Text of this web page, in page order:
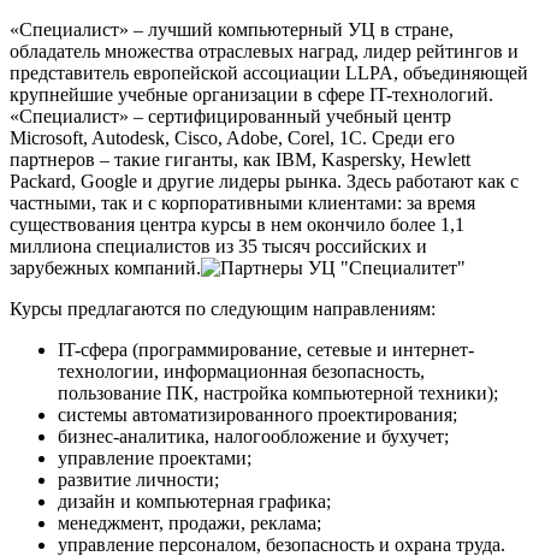
«Специалист» – лучший компьютерный УЦ в стране,
обладатель множества отраслевых наград, лидер рейтингов и
представитель европейской ассоциации LLPA, объединяющей
крупнейшие учебные организации в сфере IT-технологий.
«Специалист» – сертифицированный учебный центр
Microsoft, Autodesk, Cisco, Adobe, Corel, 1С. Среди его
партнеров – такие гиганты, как IBM, Kaspersky, Hewlett
Packard, Google и другие лидеры рынка. Здесь работают как с
частными, так и с корпоративными клиентами: за время
существования центра курсы в нем окончило более 1,1
миллиона специалистов из 35 тысяч российских и
зарубежных компаний.
Курсы предлагаются по следующим направлениям:
IT-сфера (программирование, сетевые и интернет-
технологии, информационная безопасность,
пользование ПК, настройка компьютерной техники);
системы автоматизированного проектирования;
бизнес-аналитика, налогообложение и бухучет;
управление проектами;
развитие личности;
дизайн и компьютерная графика;
менеджмент, продажи, реклама;
управление персоналом, безопасность и охрана труда.